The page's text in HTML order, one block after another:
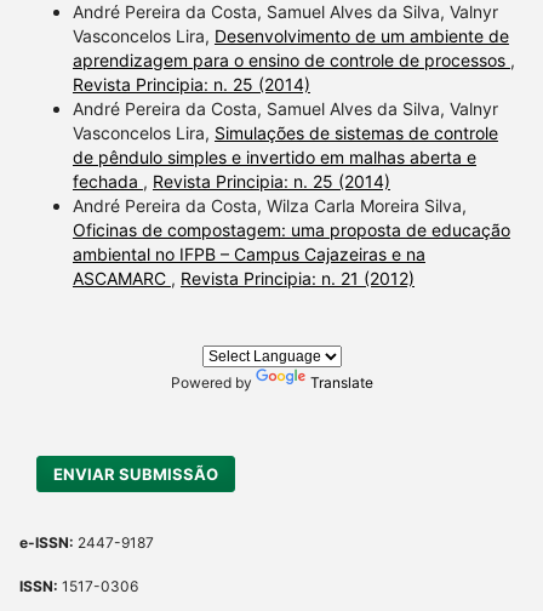
made.
André Pereira da Costa, Samuel Alves da Silva, Valnyr
Vasconcelos Lira, Desenvolvimento de um ambiente de
aprendizagem para o ensino de controle de processos ,
Revista Principia: n. 25 (2014)
André Pereira da Costa, Samuel Alves da Silva, Valnyr
Vasconcelos Lira, Simulações de sistemas de controle
de pêndulo simples e invertido em malhas aberta e
fechada , Revista Principia: n. 25 (2014)
André Pereira da Costa, Wilza Carla Moreira Silva,
Oficinas de compostagem: uma proposta de educação
ambiental no IFPB – Campus Cajazeiras e na
ASCAMARC , Revista Principia: n. 21 (2012)
Powered by Translate
ENVIAR SUBMISSÃO
e-ISSN: 2447-9187
ISSN: 1517-0306